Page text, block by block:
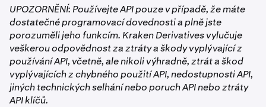
UPOZORNĚNÍ: Používejte API pouze v případě, že máte
dostatečné programovací dovednosti a plně jste
porozuměli jeho funkcím. Kraken Derivatives vylučuje
veškerou odpovědnost za ztráty a škody vyplývající z
používání API, včetně, ale nikoli výhradně, ztrát a škod
vyplývajících z chybného použití API, nedostupnosti API,
jiných technických selhání nebo poruch API nebo ztráty
API klíčů.